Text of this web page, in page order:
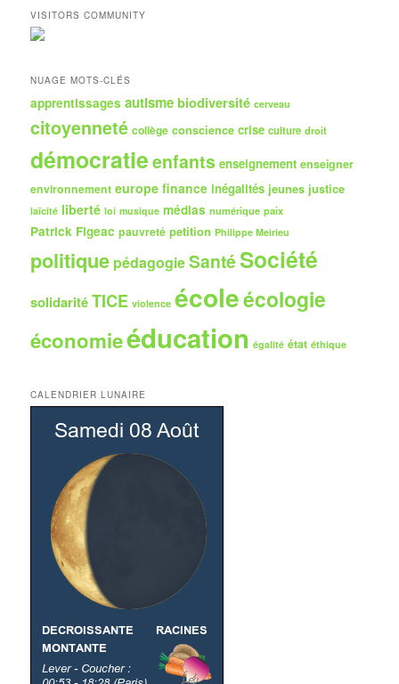
h
e
r
h
VISITORS COMMUNITY
NUAGE MOTS-CLÉS
apprentissages autisme biodiversité cerveau
citoyenneté collège conscience crise culture droit
démocratieenfants enseignement enseigner
environnement europe finance inégalités jeunes justice
laïcité liberté loi musique médias numérique paix
Patrick Figeac pauvreté petition Philippe Meirieu
politique pédagogieSantéSociété
solidaritéTICE violence écoleécologie
économieéducation égalité état éthique
CALENDRIER LUNAIRE